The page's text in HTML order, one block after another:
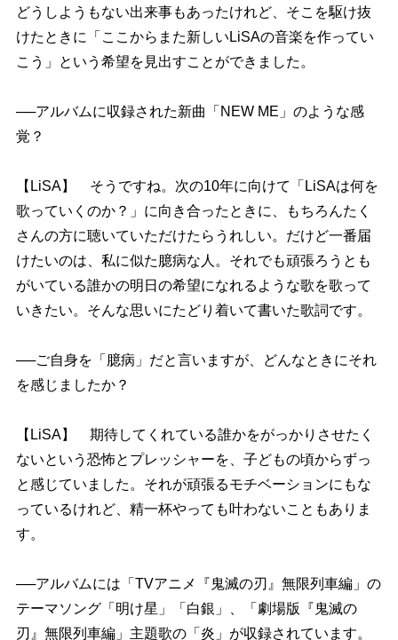
どうしようもない出来事もあったけれど、そこを駆け抜
けたときに「ここからまた新しいLiSAの音楽を作ってい
こう」という希望を見出すことができました。
──アルバムに収録された新曲「NEW ME」のような感
覚？
【LiSA】 そうですね。次の10年に向けて「LiSAは何を
歌っていくのか？」に向き合ったときに、もちろんたく
さんの方に聴いていただけたらうれしい。だけど一番届
けたいのは、私に似た臆病な人。それでも頑張ろうとも
がいている誰かの明日の希望になれるような歌を歌って
いきたい。そんな思いにたどり着いて書いた歌詞です。
──ご自身を「臆病」だと言いますが、どんなときにそれ
を感じましたか？
【LiSA】 期待してくれている誰かをがっかりさせたく
ないという恐怖とプレッシャーを、子どもの頃からずっ
と感じていました。それが頑張るモチベーションにもな
っているけれど、精一杯やっても叶わないこともありま
す。
──アルバムには「TVアニメ『鬼滅の刃』無限列車編」の
テーマソング「明け星」「白銀」、「劇場版『鬼滅の
刃』無限列車編」主題歌の「炎」が収録されています。